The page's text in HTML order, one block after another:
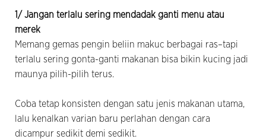
1/ Jangan terlalu sering mendadak ganti menu atau
merek
Memang gemas pengin beliin makuc berbagai ras–tapi
terlalu sering gonta-ganti makanan bisa bikin kucing jadi
maunya pilih-pilih terus.
Coba tetap konsisten dengan satu jenis makanan utama,
lalu kenalkan varian baru perlahan dengan cara
dicampur sedikit demi sedikit.